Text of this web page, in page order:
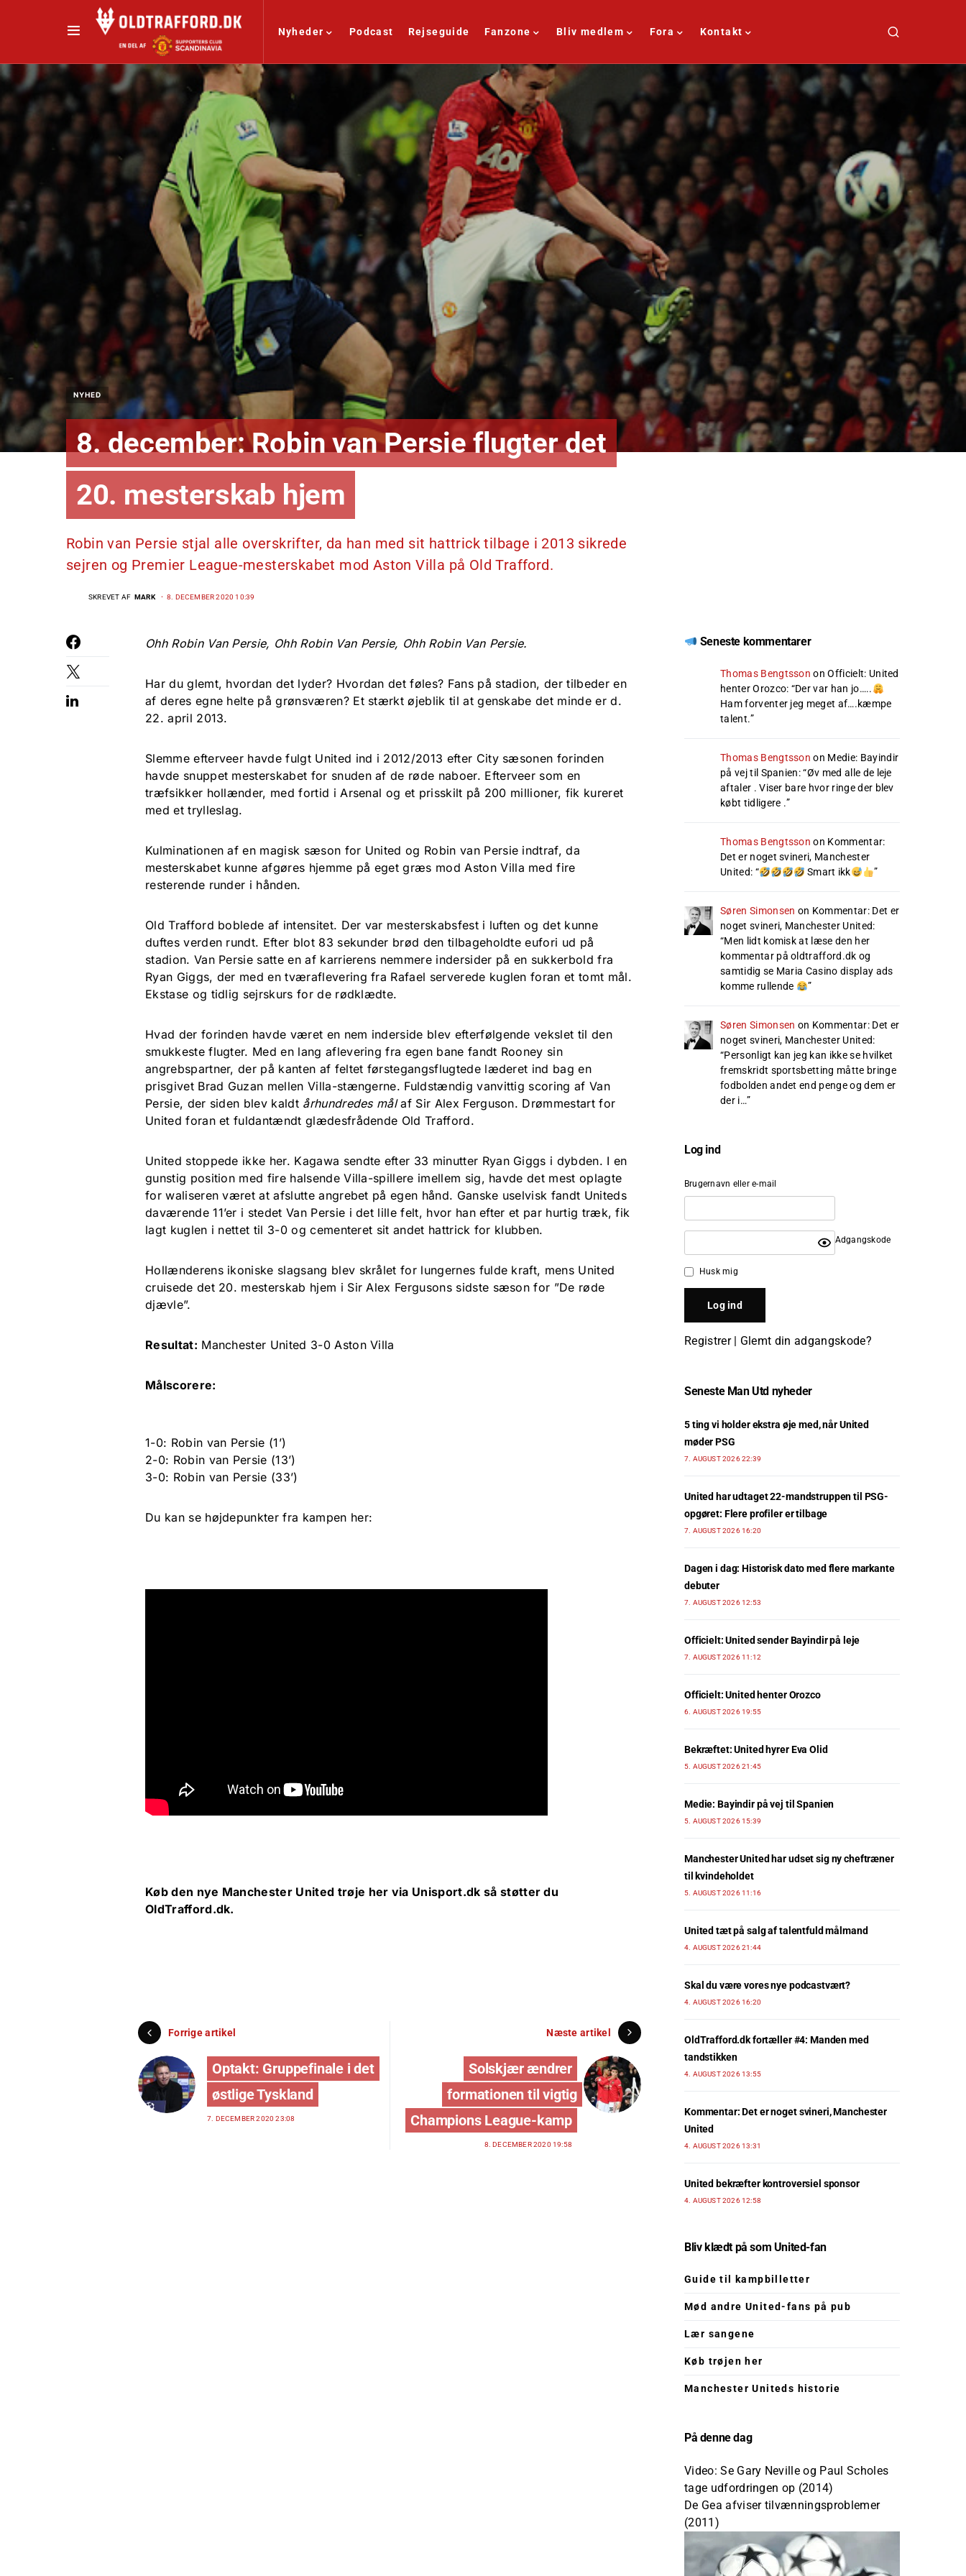
Nyheder Podcast Rejseguide Fanzone Bliv medlem Fora Kontakt
NYHED
8. december: Robin van Persie flugter det
20. mesterskab hjem
Robin van Persie stjal alle overskrifter, da han med sit hattrick tilbage i 2013 sikrede
sejren og Premier League-mesterskabet mod Aston Villa på Old Trafford.
SKREVET AF MARK 8. DECEMBER 2020 10:39
Ohh Robin Van Persie, Ohh Robin Van Persie, Ohh Robin Van Persie.
Har du glemt, hvordan det lyder? Hvordan det føles? Fans på stadion, der tilbeder en
af deres egne helte på grønsværen? Et stærkt øjeblik til at genskabe det minde er d.
22. april 2013.
Slemme efterveer havde fulgt United ind i 2012/2013 efter City sæsonen forinden
havde snuppet mesterskabet for snuden af de røde naboer. Efterveer som en
træfsikker hollænder, med fortid i Arsenal og et prisskilt på 200 millioner, fik kureret
med et trylleslag.
Kulminationen af en magisk sæson for United og Robin van Persie indtraf, da
mesterskabet kunne afgøres hjemme på eget græs mod Aston Villa med fire
resterende runder i hånden.
Old Trafford boblede af intensitet. Der var mesterskabsfest i luften og det kunne
duftes verden rundt. Efter blot 83 sekunder brød den tilbageholdte eufori ud på
stadion. Van Persie satte en af karrierens nemmere indersider på en sukkerbold fra
Ryan Giggs, der med en tværaflevering fra Rafael serverede kuglen foran et tomt mål.
Ekstase og tidlig sejrskurs for de rødklædte.
Hvad der forinden havde været en nem inderside blev efterfølgende vekslet til den
smukkeste flugter. Med en lang aflevering fra egen bane fandt Rooney sin
angrebspartner, der på kanten af feltet førstegangsflugtede læderet ind bag en
prisgivet Brad Guzan mellen Villa-stængerne. Fuldstændig vanvittig scoring af Van
Persie, der siden blev kaldt århundredes målaf Sir Alex Ferguson. Drømmestart for
United foran et fuldantændt glædesfrådende Old Trafford.
United stoppede ikke her. Kagawa sendte efter 33 minutter Ryan Giggs i dybden. I en
gunstig position med fire halsende Villa-spillere imellem sig, havde det mest oplagte
for waliseren været at afslutte angrebet på egen hånd. Ganske uselvisk fandt Uniteds
daværende 11’er i stedet Van Persie i det lille felt, hvor han efter et par hurtig træk, fik
lagt kuglen i nettet til 3-0 og cementeret sit andet hattrick for klubben.
Hollænderens ikoniske slagsang blev skrålet for lungernes fulde kraft, mens United
cruisede det 20. mesterskab hjem i Sir Alex Fergusons sidste sæson for ”De røde
djævle”.
Resultat: Manchester United 3-0 Aston Villa
Målscorere:
1-0: Robin van Persie (1’)
2-0: Robin van Persie (13’)
3-0: Robin van Persie (33’)
Du kan se højdepunkter fra kampen her:
Køb den nye Manchester United trøje her via Unisport.dk så støtter du
OldTrafford.dk.
Forrige artikel
Optakt: Gruppefinale i det
østlige Tyskland
7. DECEMBER 2020 23:08
Næste artikel
Solskjær ændrer
formationen til vigtig
Champions League-kamp
8. DECEMBER 2020 19:58
Seneste kommentarer
Thomas Bengtsson onOfficielt: United
henter Orozco: “Der var han jo…..
Ham forventer jeg meget af….kæmpe
talent.”
Thomas Bengtsson on Medie: Bayindir
på vej til Spanien: “Øv med alle de leje
aftaler . Viser bare hvor ringe der blev
købt tidligere .”
Thomas Bengtsson on Kommentar:
Det er noget svineri, Manchester
United: “ Smart ikk ”
Søren Simonsen on Kommentar: Det er
noget svineri, Manchester United:
“Men lidt komisk at læse den her
kommentar på oldtrafford.dk og
samtidig se Maria Casino display ads
komme rullende
”
Søren Simonsen on Kommentar: Det er
noget svineri, Manchester United:
“Personligt kan jeg kan ikke se hvilket
fremskridt sportsbetting måtte bringe
fodbolden andet end penge og dem er
der i…”
Log ind
Brugernavn eller e-mail
Adgangskode
Husk mig
Registrer| Glemt din adgangskode?
Seneste Man Utd nyheder
5 ting vi holder ekstra øje med, når United
møder PSG
7. AUGUST 2026 22:39
United har udtaget 22-mandstruppen til PSG-
opgøret: Flere profiler er tilbage
7. AUGUST 2026 16:20
Dagen i dag: Historisk dato med flere markante
debuter
7. AUGUST 2026 12:53
Officielt: United sender Bayindir på leje
7. AUGUST 2026 11:12
Officielt: United henter Orozco
6. AUGUST 2026 19:55
Bekræftet: United hyrer Eva Olid
5. AUGUST 2026 21:45
Medie: Bayindir på vej til Spanien
5. AUGUST 2026 15:39
Manchester United har udset sig ny cheftræner
til kvindeholdet
5. AUGUST 2026 11:16
United tæt på salg af talentfuld målmand
4. AUGUST 2026 21:44
Skal du være vores nye podcastvært?
4. AUGUST 2026 16:20
OldTrafford.dk fortæller #4: Manden med
tandstikken
4. AUGUST 2026 13:55
Kommentar: Det er noget svineri, Manchester
United
4. AUGUST 2026 13:31
United bekræfter kontroversiel sponsor
4. AUGUST 2026 12:58
Bliv klædt på som United-fan
Guide til kampbilletter
Mød andre United-fans på pub
Lær sangene
Køb trøjen her
Manchester Uniteds historie
På denne dag
Video: Se Gary Neville og Paul Scholes
tage udfordringen op (2014)
De Gea afviser tilvænningsproblemer
(2011)